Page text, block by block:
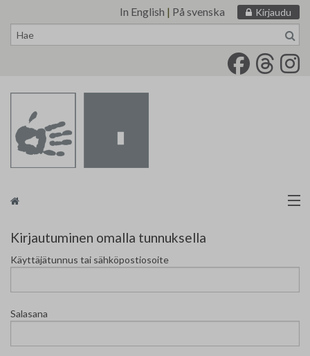
In English | På svenska Kirjaudu
sisältöön
Taidemaalariliitto
Näyttelytoiminta
Tarvikevälitys
Yhteystiedot
Kirjautuminen omalla tunnuksella
Käyttäjätunnus tai sähköpostiosoite
Salasana